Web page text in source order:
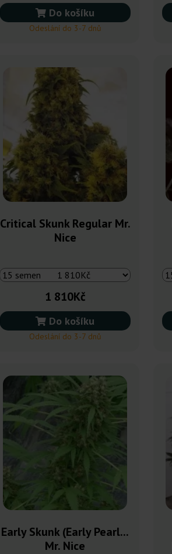
Do košíku
Odeslání do 3-7 dnů
Critical Skunk Regular Mr.
Nice
1 810Kč
Do košíku
Odeslání do 3-7 dnů
Early Skunk (Early Pearl...
Mr. Nice